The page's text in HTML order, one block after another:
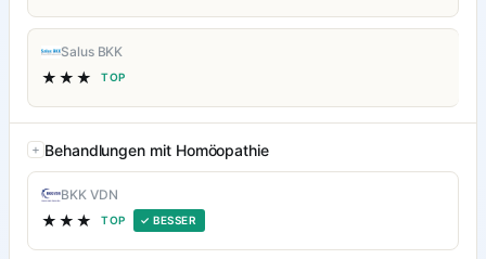
Salus BKK
★★★ TOP
Behandlungen mit Homöopathie
BKK VDN
★★★ TOP ✓ BESSER